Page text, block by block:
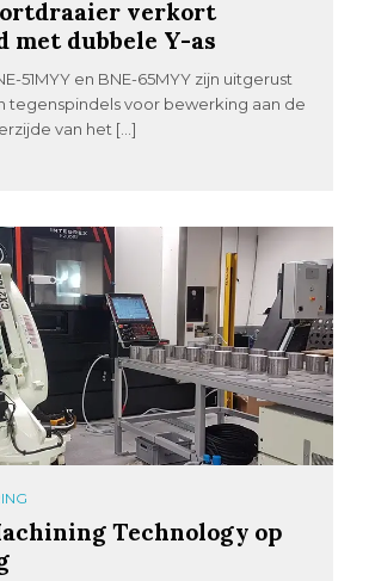
verkort
met dubbele Y-as
51MYY en BNE-65MYY zijn uitgerust
tegenspindels voor bewerking aan de
van het […]
Technology op